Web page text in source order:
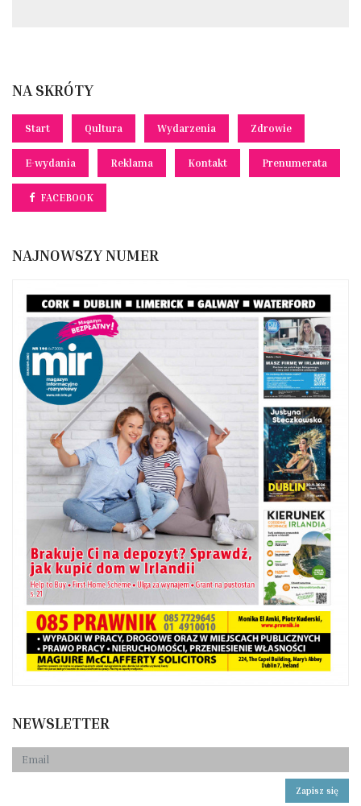
NA SKRÓTY
Start Qultura Wydarzenia Zdrowie
E-wydania Reklama Kontakt Prenumerata
FACEBOOK
NAJNOWSZY NUMER
NEWSLETTER
Zapisz się